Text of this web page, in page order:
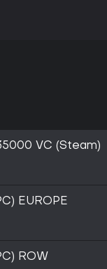
VC (Steam)
EUROPE
ROW